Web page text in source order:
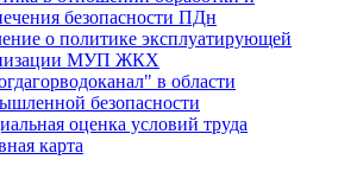
безопасности ПДн
о политике эксплуатирующей
МУП ЖКХ
в области
безопасности
оценка условий труда
карта